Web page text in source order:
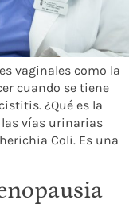
vaginales como la
cuando se tiene
¿Qué es la
vías urinarias
Coli. Es una